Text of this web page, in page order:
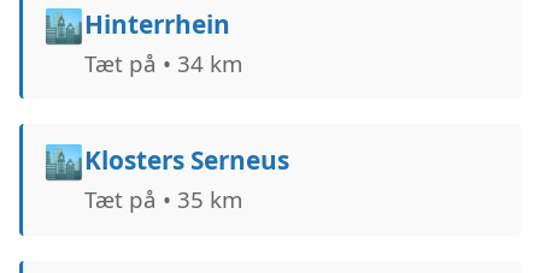
🏙️Hinterrhein
Tæt på • 34 km
🏙️Klosters Serneus
Tæt på • 35 km